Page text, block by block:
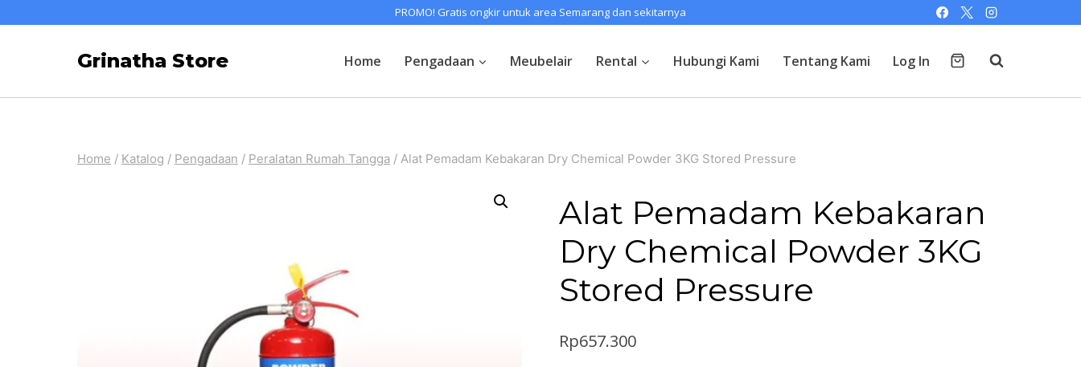
PROMO! Gratis ongkir untuk area Semarang dan sekitarnya
Grinatha Store Home Pengadaan Meubelair Rental Hubungi Kami Tentang Kami Log In
Home / Katalog / Pengadaan / Peralatan Rumah Tangga / Alat Pemadam Kebakaran Dry Chemical Powder 3KG Stored Pressure
Alat Pemadam Kebakaran
Dry Chemical Powder 3KG
Stored Pressure
Rp657.300